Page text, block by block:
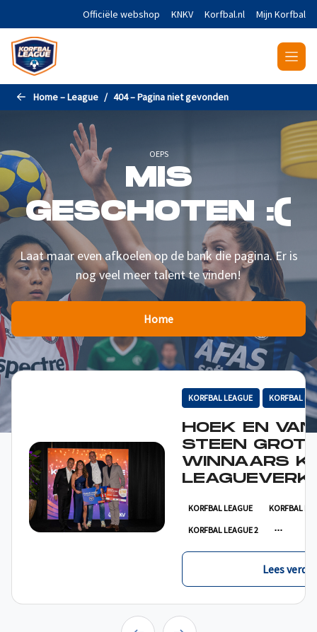
Naar de hoofdinhoud gaanOfficiële webshop KNKV Korfbal.nl Mijn Korfbal
Home – League 404 – Pagina niet gevonden
OEPS
MIS
GESCHOTEN :(
Laat maar even afkoelen op de bank die pagina. Er is
nog veel meer talent te vinden!
Home
KORFBAL LEAGUE KORFBAL
HOEK EN VAN
STEEN
WINNAARS
KORFBAL LEAGUE KORFBAL
KORFBAL LEAGUE 2
Lees verder